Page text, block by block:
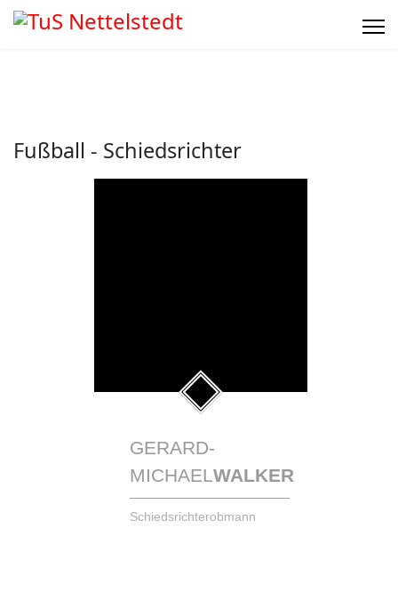
Fußball - Schiedsrichter
GERARD-
MICHAELWALKER
Schiedsrichterobmann